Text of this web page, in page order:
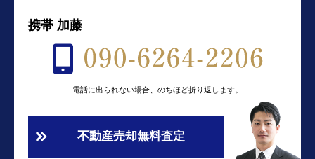
携帯 加藤
電話に出られない場合、のちほど折り返します。
不動産売却無料査定